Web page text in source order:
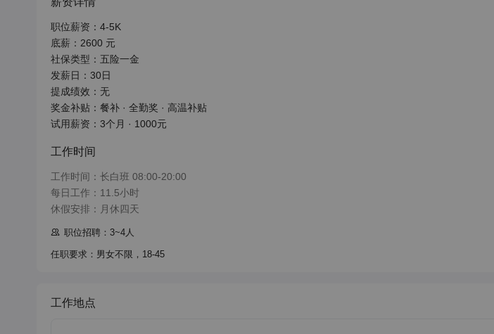
职位薪资：4-5K
底薪：2600 元
社保类型：五险一金
发薪日：30日
提成绩效：无
奖金补贴：餐补 · 全勤奖 · 高温补贴
试用薪资：3个月 · 1000元
工作时间
工作时间：长白班 08:00-20:00
每日工作：11.5小时
休假安排：月休四天
职位招聘：3~4人
任职要求：男女不限，18-45
工作地点